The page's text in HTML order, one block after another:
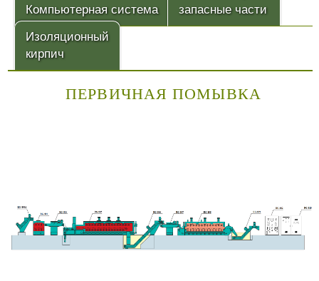
Компьютерная система
запасные части
Изоляционный
кирпич
ПЕРВИЧНАЯ ПОМЫВКА